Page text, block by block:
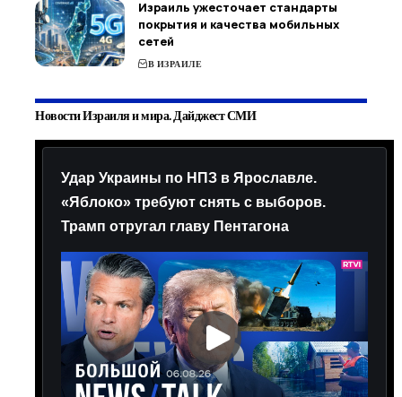
Израиль ужесточает стандарты
покрытия и качества мобильных
сетей
В ИЗРАИЛЕ
Новости Израиля и мира. Дайджест СМИ